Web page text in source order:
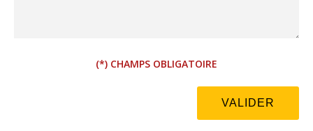
(*) CHAMPS OBLIGATOIRE